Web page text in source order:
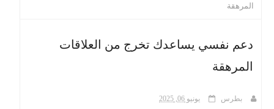
المرهقة
دعم نفسي يساعدك تخرج من العلاقات
المرهقة
بطرس يونيو 06, 2025